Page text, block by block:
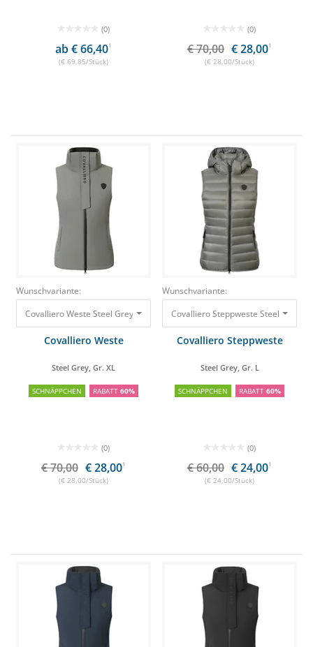
(0)
ab € 66,401
(€ 69,85/Stück)
(0)
€ 70,00 € 28,001
(€ 28,00/Stück)
Wunschvariante:
70,00 €28,00 €
Covalliero Weste
Steel Grey, Gr. XL
SCHNÄPPCHEN RABATT 60%
(0)
€ 70,00 € 28,001
(€ 28,00/Stück)
Wunschvariante:
Covalliero Steppweste
Steel Grey, Gr. L
SCHNÄPPCHEN RABATT 60%
(0)
€ 60,00 € 24,001
(€ 24,00/Stück)